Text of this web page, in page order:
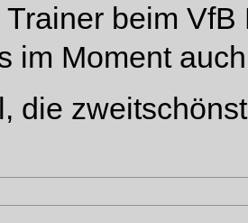
beim
im Moment
die